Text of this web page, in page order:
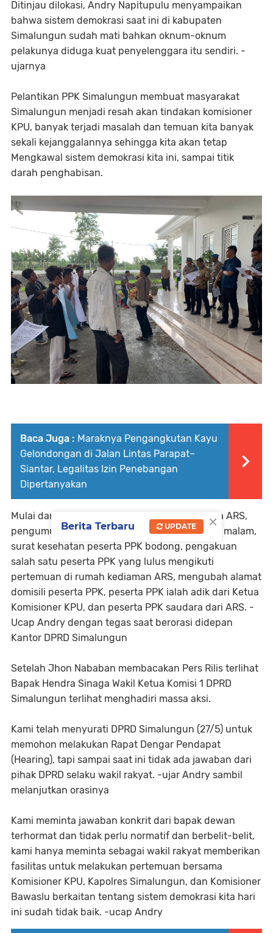
Ditinjau dilokasi, Andry Napitupulu menyampaikan
bahwa sistem demokrasi saat ini di kabupaten
Simalungun sudah mati bahkan oknum-oknum
pelakunya diduga kuat penyelenggara itu sendiri. -
ujarnya
Pelantikan PPK Simalungun membuat masyarakat
Simalungun menjadi resah akan tindakan komisioner
KPU, banyak terjadi masalah dan temuan kita banyak
sekali kejanggalannya sehingga kita akan tetap
Mengkawal sistem demokrasi kita ini, sampai titik
darah penghabisan.
Baca Juga : Maraknya Pengangkutan Kayu
Gelondongan di Jalan Lintas Parapat–
Siantar, Legalitas Izin Penebangan
Dipertanyakan
Mulai dari pertemuan komisioner KPU bersama ARS,
pengumuman seleksi PPK diumumkan tengah malam,
surat kesehatan peserta PPK bodong, pengakuan
salah satu peserta PPK yang lulus mengikuti
pertemuan di rumah kediaman ARS, mengubah alamat
domisili peserta PPK, peserta PPK ialah adik dari Ketua
Komisioner KPU, dan peserta PPK saudara dari ARS. -
Ucap Andry dengan tegas saat berorasi didepan
Kantor DPRD Simalungun
Setelah Jhon Nababan membacakan Pers Rilis terlihat
Bapak Hendra Sinaga Wakil Ketua Komisi 1 DPRD
Simalungun terlihat menghadiri massa aksi.
Kami telah menyurati DPRD Simalungun (27/5) untuk
memohon melakukan Rapat Dengar Pendapat
(Hearing), tapi sampai saat ini tidak ada jawaban dari
pihak DPRD selaku wakil rakyat. -ujar Andry sambil
melanjutkan orasinya
Kami meminta jawaban konkrit dari bapak dewan
terhormat dan tidak perlu normatif dan berbelit-belit,
kami hanya meminta sebagai wakil rakyat memberikan
fasilitas untuk melakukan pertemuan bersama
Komisioner KPU, Kapolres Simalungun, dan Komisioner
Bawaslu berkaitan tentang sistem demokrasi kita hari
ini sudah tidak baik. -ucap Andry
×
Berita Terbaru UPDATE